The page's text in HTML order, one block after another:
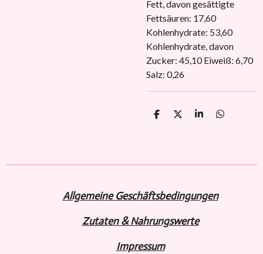
Fett, davon gesättigte
Fettsäuren: 17,60
Kohlenhydrate: 53,60
Kohlenhydrate, davon
Zucker: 45,10 Eiweiß: 6,70
Salz: 0,26
T
n
T
n
T
n
T
n
Allgemeine Geschäftsbedingungen
Zutaten & Nahrungswerte
Impressum